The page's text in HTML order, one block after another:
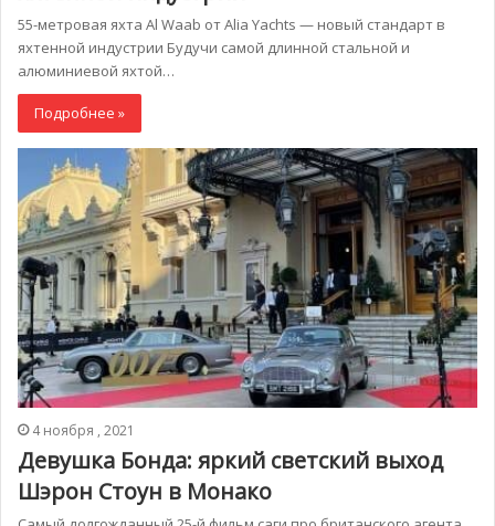
55-метровая яхта Al Waab от Alia Yachts — новый стандарт в
яхтенной индустрии Будучи самой длинной стальной и
алюминиевой яхтой…
Подробнее »
4 ноября , 2021
Девушка Бонда: яркий светский выход
Шэрон Стоун в Монако